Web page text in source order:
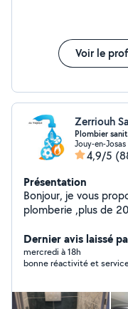
Voir le
Plombier
Jouy-en-
4,9/5
Présentation
Bonjour, je vous
plomberie ,plus de
chaude, lavabo,
Rénovation général -soudures et recherche de fuite -
dépannage de
Dernier avis laissé
mercredi à 18h
bonne réactivité et